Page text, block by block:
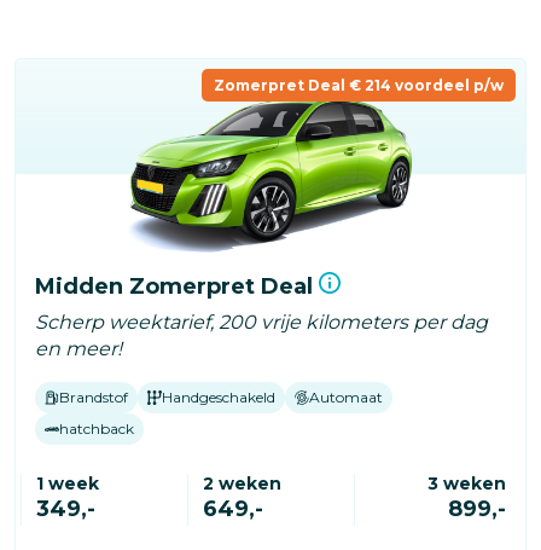
Zomerpret Deal € 214 voordeel p/w
Midden Zomerpret Deal
Scherp weektarief, 200 vrije kilometers per dag
en meer!
Brandstof Handgeschakeld
Automaat
hatchback
1 week
349,-
2 weken
649,-
3 weken
899,-